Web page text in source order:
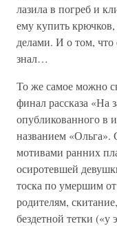
лазила в погреб и
ему купить
делами. И о том, что
знал…
То же самое можно
финал рассказа «На
опубликованного в
названием «Ольга».
мотивами ранних
осиротевшей
тоска по умершим
родителям,
бездетной тетки («у